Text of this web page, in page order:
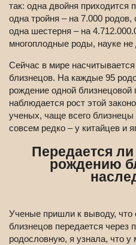
так: одна двойня приходится
одна тройня – на 7.000
одна шестерня – на
многоплодные роды, науке
Сейчас в мире
близнецов. На каждые 95
рождение одной
наблюдается рост этой
ученых, чаще всего
совсем редко – у китайцев и
Передается
рождению
Ученые пришли к выводу, что
близнецов передается через
родословную, я узнала, что